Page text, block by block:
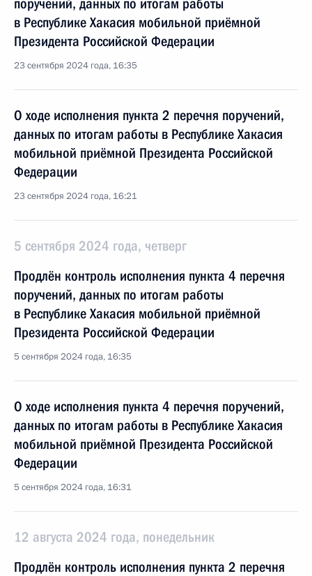
поручений, данных по итогам работы
в Республике Хакасия мобильной приёмной
Президента Российской Федерации
23 сентября 2024 года, 16:35
О ходе исполнения пункта 2 перечня поручений,
данных по итогам работы в Республике Хакасия
мобильной приёмной Президента Российской
Федерации
23 сентября 2024 года, 16:21
5 сентября 2024 года, четверг
Продлён контроль исполнения пункта 4 перечня
поручений, данных по итогам работы
в Республике Хакасия мобильной приёмной
Президента Российской Федерации
5 сентября 2024 года, 16:35
О ходе исполнения пункта 4 перечня поручений,
данных по итогам работы в Республике Хакасия
мобильной приёмной Президента Российской
Федерации
5 сентября 2024 года, 16:31
12 августа 2024 года, понедельник
Продлён контроль исполнения пункта 2 перечня